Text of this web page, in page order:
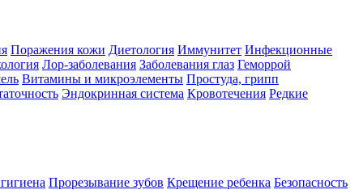
Поражения кожи Диетология Иммунитет Инфекционные
Лор-заболевания Заболевания глаз Геморрой
Витамины и микроэлементы Простуда, грипп
Эндокринная система Кровотечения Редкие
Прорезывание зубов Крещение ребенка Безопасность